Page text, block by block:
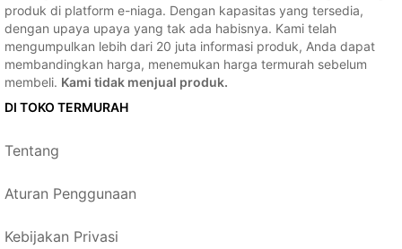
produk di platform e-niaga. Dengan kapasitas yang tersedia,
dengan upaya upaya yang tak ada habisnya. Kami telah
mengumpulkan lebih dari 20 juta informasi produk, Anda dapat
membandingkan harga, menemukan harga termurah sebelum
membeli. Kami tidak menjual produk.
DI TOKO TERMURAH
Tentang
Aturan Penggunaan
Kebijakan Privasi